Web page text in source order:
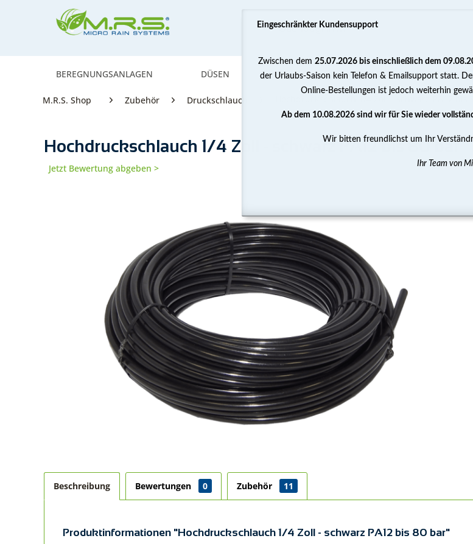
BEREGNUNGSANLAGEN DÜSEN PUMPEN WASSERAUFBEREITUNG
M.R.S. Shop Zubehör Druckschlauch Hochdruckschlauch 1/4 Zoll - schwarz PA12 bis
Hochdruckschlauch 1/4 Zoll - schwarz PA12 bis 80 bar
Jetzt Bewertung abgeben >
Beschreibung Bewertungen 0 Zubehör 11
Produktinformationen "Hochdruckschlauch 1/4 Zoll - schwarz PA12 bis 80 bar"
Eingeschränkter Kundensupport
Zwischen dem 25.07.2026 bis einschließlich dem
der Urlaubs-Saison kein Telefon & Emailsupport statt.
Online-Bestellungen ist jedoch weiterhin
Ab dem 10.08.2026 sind wir für Sie wieder
Wir bitten freundlichst um Ihr
Ihr Team von